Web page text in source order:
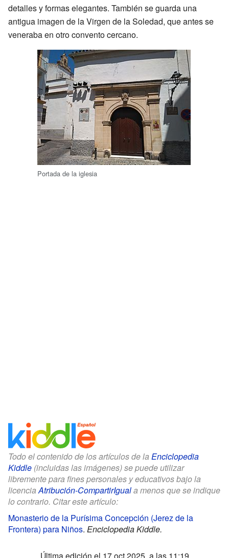
detalles y formas elegantes. También se guarda una
antigua imagen de la Virgen de la Soledad, que antes se
veneraba en otro convento cercano.
Portada de la iglesia
Todo el contenido de los artículos de la Enciclopedia
Kiddle (incluidas las imágenes) se puede utilizar
libremente para fines personales y educativos bajo la
licenciaAtribución-CompartirIguala menos que se indique
lo contrario. Citar este artículo:
Monasterio de la Purísima Concepción (Jerez de la
Frontera) para Niños. Enciclopedia Kiddle.
Última edición el 17 oct 2025, a las 11:19